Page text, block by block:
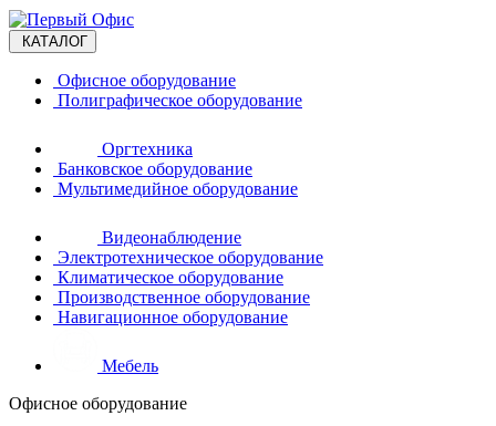
КАТАЛОГ
Офисное оборудование
Полиграфическое оборудование
Оргтехника
Банковское оборудование
Мультимедийное оборудование
Видеонаблюдение
Электротехническое оборудование
Климатическое оборудование
Производственное оборудование
Навигационное оборудование
Мебель
Офисное оборудование